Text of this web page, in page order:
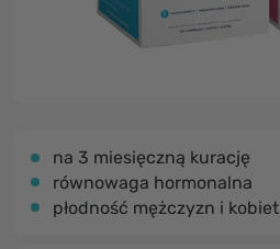
na 3 miesięczną kurację
równowaga hormonalna
płodność mężczyzn i kobiet